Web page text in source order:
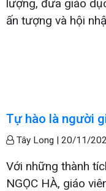
lượng, đưa giáo
ấn tượng và hội
Tự hào là người
Tây Long | 20/11/
Với những thành
NGỌC HÀ, giáo